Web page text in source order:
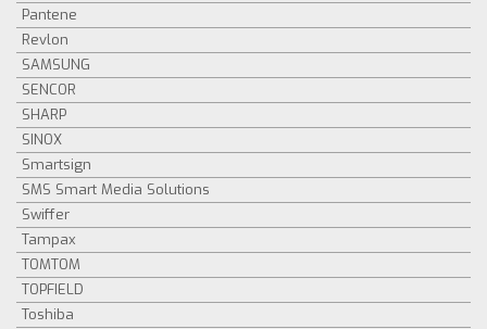
Pantene
Revlon
SAMSUNG
SENCOR
SHARP
SINOX
Smartsign
SMS Smart Media Solutions
Swiffer
Tampax
TOMTOM
TOPFIELD
Toshiba